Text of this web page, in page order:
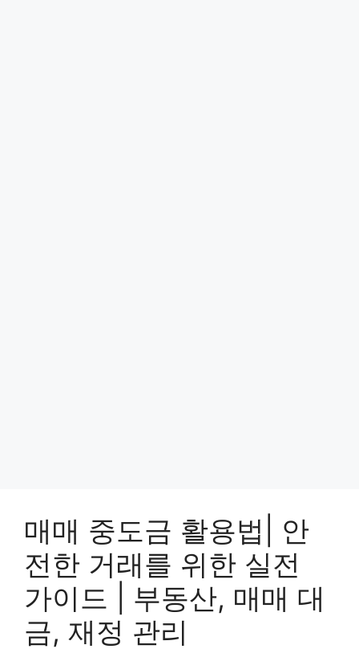
매매 중도금 활용법| 안
전한 거래를 위한 실전
가이드 | 부동산, 매매 대
금, 재정 관리